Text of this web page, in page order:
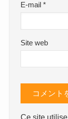
E-mail*
Site web
Ce site